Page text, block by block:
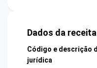
Dados da
Código e descrição
jurídica